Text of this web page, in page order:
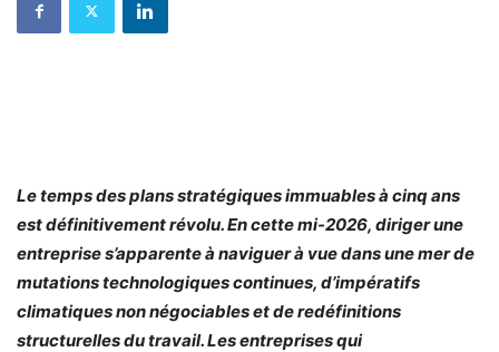
Le temps des plans stratégiques immuables à cinq ans
est définitivement révolu. En cette mi-2026, diriger une
entreprise s’apparente à naviguer à vue dans une mer de
mutations technologiques continues, d’impératifs
climatiques non négociables et de redéfinitions
structurelles du travail. Les entreprises qui